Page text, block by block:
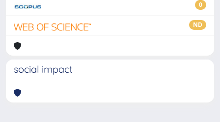
0
ND
social impact